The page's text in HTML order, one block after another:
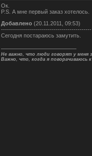
Ок.
P.S. А мне первый заказ хотелось.
Добавлено (20.11.2011, 09:53)
---------------------------------------------
Сегодня постараюсь замутить.
Не важно, что люди говорят у меня
Важно, что, когда я поворачиваюсь